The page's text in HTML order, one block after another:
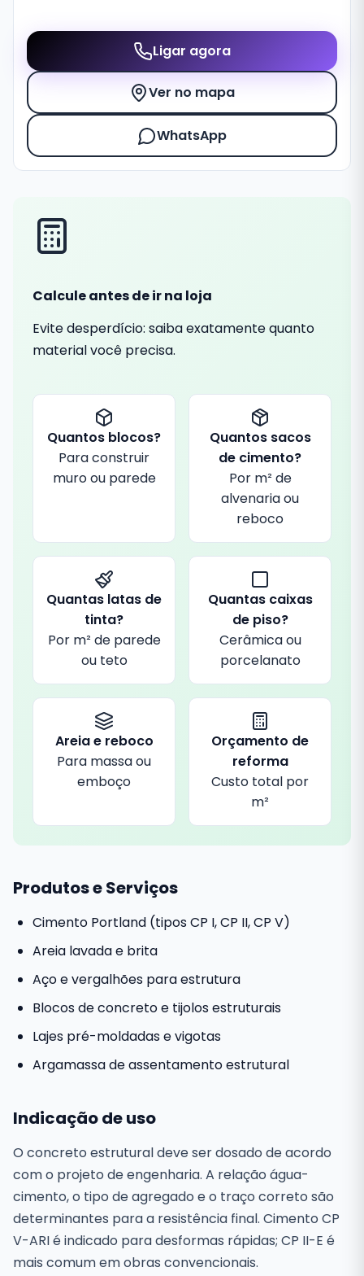
Ligar agora
Ver no mapa
WhatsApp
Calcule antes de ir na loja
Evite desperdício: saiba exatamente quanto
material você precisa.
Quantos blocos?
Para construir
muro ou parede
Quantos sacos
de cimento?
Por m² de
alvenaria ou
reboco
Quantas latas de
tinta?
Por m² de parede
ou teto
Quantas caixas
de piso?
Cerâmica ou
porcelanato
Areia e reboco
Para massa ou
emboço
Orçamento de
reforma
Custo total por
m²
Produtos e Serviços
Cimento Portland (tipos CP I, CP II, CP V)
Areia lavada e brita
Aço e vergalhões para estrutura
Blocos de concreto e tijolos estruturais
Lajes pré-moldadas e vigotas
Argamassa de assentamento estrutural
Indicação de uso
O concreto estrutural deve ser dosado de acordo
com o projeto de engenharia. A relação água-
cimento, o tipo de agregado e o traço correto são
determinantes para a resistência final. Cimento CP
V-ARI é indicado para desformas rápidas; CP II-E é
mais comum em obras convencionais.